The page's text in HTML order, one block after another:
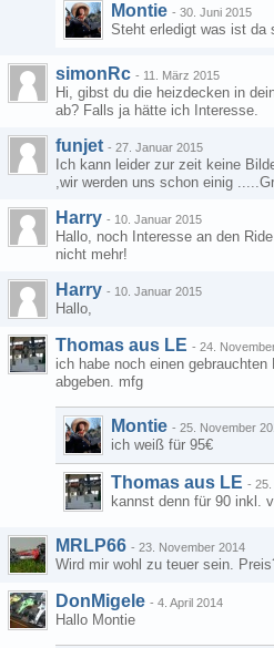
Montie - 30. Juni 2015
Steht erledigt was ist da
simonRc - 11. März 2015
Hi, gibst du die heizdecken in
ab? Falls ja hätte ich Interesse.
funjet - 27. Januar 2015
Ich kann leider zur zeit keine
,wir werden uns schon einig
Harry - 10. Januar 2015
Hallo, noch Interesse an den
nicht mehr!
Harry - 10. Januar 2015
Hallo,
Thomas aus LE - 24.
ich habe noch einen
abgeben. mfg
Montie - 25. November
ich weiß für 95€
Thomas aus LE - 25.
kannst denn für 90 inkl.
MRLP66 - 23. November 2014
Wird mir wohl zu teuer sein.
DonMigele - 4. April 2014
Hallo Montie